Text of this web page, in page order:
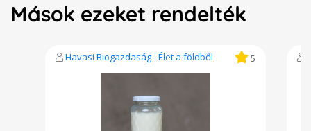
Mások ezeket rendelték
Havasi Biogazdaság - Élet a földből 5